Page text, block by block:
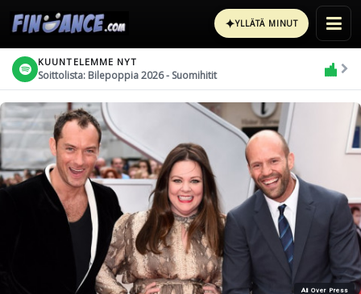
✦YLLÄTÄ MINUT
KUUNTELEMME NYT
Soittolista: Bilepoppia 2026 - Suomihitit
All Over Press